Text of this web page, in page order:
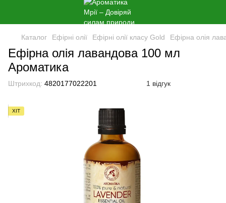
Каталог Ефірні олії Ефірні олії класу Gold Ефірна олія
Ефірна олія лавандова 100 мл
Ароматика
Штрихкод: 4820177022201 1 відгук
ХІТ